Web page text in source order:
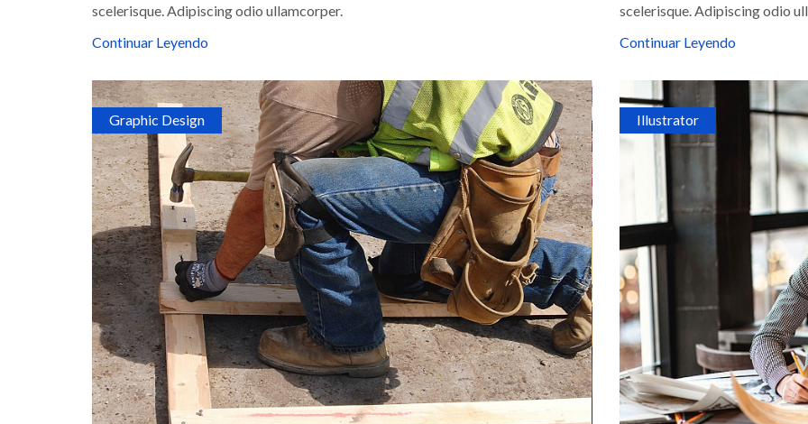
scelerisque. Adipiscing odio ullamcorper.
Continuar Leyendo
scelerisque. Adipiscing odio
Continuar Leyendo
Graphic Design Illustrator